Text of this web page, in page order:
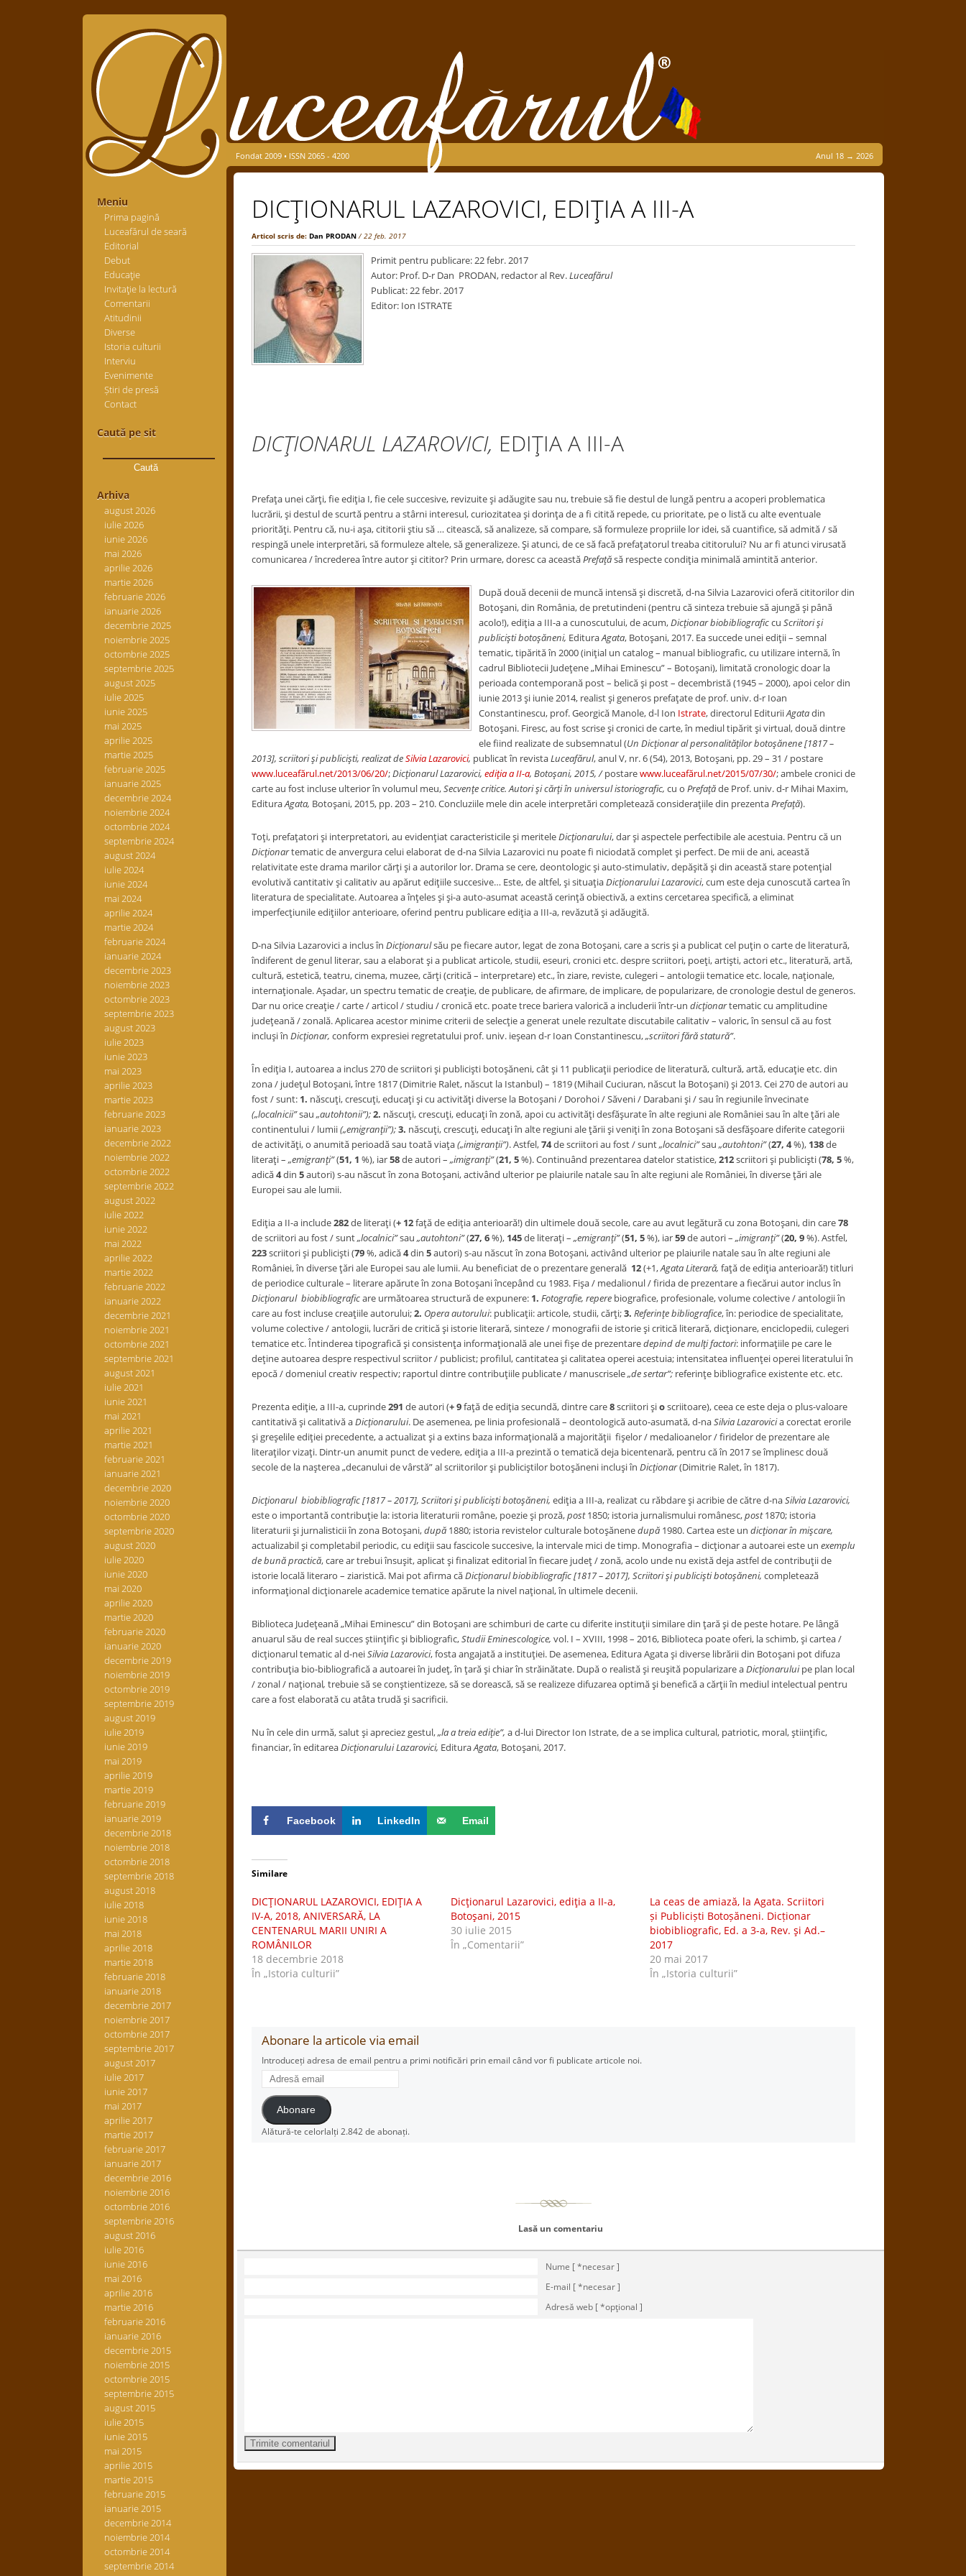
Meniu
Prima pagină
Luceafărul de seară
Editorial
Debut
Educaţie
Invitaţie la lectură
Comentarii
Atitudinii
Diverse
Istoria culturii
Interviu
Evenimente
Știri de presă
Contact
Caută pe sit
după:
Arhiva
august 2026
iulie 2026
iunie 2026
mai 2026
aprilie 2026
martie 2026
februarie 2026
ianuarie 2026
decembrie 2025
noiembrie 2025
octombrie 2025
septembrie 2025
august 2025
iulie 2025
iunie 2025
mai 2025
aprilie 2025
martie 2025
februarie 2025
ianuarie 2025
decembrie 2024
noiembrie 2024
octombrie 2024
septembrie 2024
august 2024
iulie 2024
iunie 2024
mai 2024
aprilie 2024
martie 2024
februarie 2024
ianuarie 2024
decembrie 2023
noiembrie 2023
octombrie 2023
septembrie 2023
august 2023
iulie 2023
iunie 2023
mai 2023
aprilie 2023
martie 2023
februarie 2023
ianuarie 2023
decembrie 2022
noiembrie 2022
octombrie 2022
septembrie 2022
august 2022
iulie 2022
iunie 2022
mai 2022
aprilie 2022
martie 2022
februarie 2022
ianuarie 2022
decembrie 2021
noiembrie 2021
octombrie 2021
septembrie 2021
august 2021
iulie 2021
iunie 2021
mai 2021
aprilie 2021
martie 2021
februarie 2021
ianuarie 2021
decembrie 2020
noiembrie 2020
octombrie 2020
septembrie 2020
august 2020
iulie 2020
iunie 2020
mai 2020
aprilie 2020
martie 2020
februarie 2020
ianuarie 2020
decembrie 2019
noiembrie 2019
octombrie 2019
septembrie 2019
august 2019
iulie 2019
iunie 2019
mai 2019
aprilie 2019
martie 2019
februarie 2019
ianuarie 2019
decembrie 2018
noiembrie 2018
octombrie 2018
septembrie 2018
august 2018
iulie 2018
iunie 2018
mai 2018
aprilie 2018
martie 2018
februarie 2018
ianuarie 2018
decembrie 2017
noiembrie 2017
octombrie 2017
septembrie 2017
august 2017
iulie 2017
iunie 2017
mai 2017
aprilie 2017
martie 2017
februarie 2017
ianuarie 2017
decembrie 2016
noiembrie 2016
octombrie 2016
septembrie 2016
august 2016
iulie 2016
iunie 2016
mai 2016
aprilie 2016
martie 2016
februarie 2016
ianuarie 2016
decembrie 2015
noiembrie 2015
octombrie 2015
septembrie 2015
august 2015
iulie 2015
iunie 2015
mai 2015
aprilie 2015
martie 2015
februarie 2015
ianuarie 2015
decembrie 2014
noiembrie 2014
octombrie 2014
septembrie 2014
Fondat 2009 • ISSN 2065 - 4200 Anul 18 → 2026
DICŢIONARUL LAZAROVICI, EDIŢIA A III-A
Articol scris de: Dan PRODAN / 22 feb. 2017
Primit pentru publicare: 22 febr. 2017
Autor: Prof. D-r Dan PRODAN, redactor al Rev.Luceafărul
Publicat: 22 febr. 2017
Editor: Ion ISTRATE
DICŢIONARUL LAZAROVICI, EDIŢIA A III-A
Prefaţa unei cărţi, fie ediţia I, fie cele succesive, revizuite şi adăugite sau nu, trebuie să fie destul de lungă pentru a acoperi problematica
lucrării, şi destul de scurtă pentru a stârni interesul, curiozitatea şi dorinţa de a fi citită repede, cu prioritate, pe o listă cu alte eventuale
priorităţi. Pentru că, nu-i aşa, cititorii ştiu să … citească, să analizeze, să compare, să formuleze propriile lor idei, să cuantifice, să admită / să
respingă unele interpretări, să formuleze altele, să generalizeze. Şi atunci, de ce să facă prefaţatorul treaba cititorului? Nu ar fi atunci virusată
comunicarea / încrederea între autor şi cititor? Prin urmare, doresc ca aceastăPrefaţăsă respecte condiţia minimală amintită anterior.
După două decenii de muncă intensă şi discretă, d-na Silvia Lazarovici oferă cititorilor din
Botoşani, din România, de pretutindeni (pentru că sinteza trebuie să ajungă şi până
acolo!), ediţia a III-a a cunoscutului, de acum,Dicţionar biobibliograficcu Scriitori şi
publicişti botoşăneni, EdituraAgata, Botoşani, 2017. Ea succede unei ediţii – semnal
tematic, tipărită în 2000 (iniţial un catalog – manual bibliografic, cu utilizare internă, în
cadrul Bibliotecii Judeţene „Mihai Eminescu” – Botoşani), limitată cronologic doar la
perioada contemporană post – belică şi post – decembristă (1945 – 2000), apoi celor din
iunie 2013 şi iunie 2014, realist şi generos prefaţate de prof. univ. d-r Ioan
Constantinescu, prof. Georgică Manole, d-l Ion Istrate, directorul EdituriiAgatadin
Botoşani. Firesc, au fost scrise şi cronici de carte, în mediul tipărit şi virtual, două dintre
ele fiind realizate de subsemnatul (Un Dicţionar al personalităţilor botoşănene [1817 –
2013], scriitori şi publicişti, realizat deSilvia Lazarovici, publicat în revistaLuceafărul, anul V, nr. 6 (54), 2013, Botoşani, pp. 29 – 31 / postare
www.luceafărul.net/2013/06/20/;Dicţionarul Lazarovici, ediţia a II-a, Botoşani, 2015, /postarewww.luceafărul.net/2015/07/30/; ambele cronici de
carte au fost incluse ulterior în volumul meu,Secvenţe critice. Autori şi cărţi în universul istoriografic, cu o Prefaţăde Prof. univ. d-r Mihai Maxim,
EdituraAgata, Botoşani, 2015, pp. 203 – 210. Concluziile mele din acele interpretări completează consideraţiile din prezentaPrefaţă).
Toţi, prefaţatori şi interpretatori, au evidenţiat caracteristicile şi meriteleDicţionarului, dar şi aspectele perfectibile ale acestuia. Pentru că un
Dicţionartematic de anvergura celui elaborat de d-na Silvia Lazarovici nu poate fi niciodată complet şi perfect. De mii de ani, această
relativitate este drama marilor cărţi şi a autorilor lor. Drama se cere, deontologic şi auto-stimulativ, depăşită şi din această stare potenţial
evolutivă cantitativ şi calitativ au apărut ediţiile succesive… Este, de altfel, şi situaţiaDicţionarului Lazarovici, cum este deja cunoscută cartea în
literatura de specialitate. Autoarea a înţeles şi şi-a auto-asumat această cerinţă obiectivă, a extins cercetarea specifică, a eliminat
imperfecţiunile ediţiilor anterioare, oferind pentru publicare ediţia a III-a, revăzută şi adăugită.
D-na Silvia Lazarovici a inclus în Dicţionarulsău pe fiecare autor, legat de zona Botoşani, care a scris şi a publicat cel puţin o carte de literatură,
îndiferent de genul literar, sau a elaborat şi a publicat articole, studii, eseuri, cronici etc. despre scriitori, poeţi, artişti, actori etc., literatură, artă,
cultură, estetică, teatru, cinema, muzee, cărţi (critică – interpretare) etc., în ziare, reviste, culegeri – antologii tematice etc. locale, naţionale,
internaţionale. Aşadar, un spectru tematic de creaţie, de publicare, de afirmare, de implicare, de popularizare, de cronologie destul de generos.
Dar nu orice creaţie / carte / articol / studiu / cronică etc. poate trece bariera valorică a includerii într-un dicţionartematic cu amplitudine
judeţeană / zonală. Aplicarea acestor minime criterii de selecţie a generat unele rezultate discutabile calitativ – valoric, în sensul că au fost
incluşi în Dicţionar, conform expresiei regretatului prof. univ. ieşean d-r Ioan Constantinescu,„scriitori fără statură”.
În ediţia I, autoarea a inclus 270 de scriitori şi publicişti botoşăneni, cât şi 11 publicaţii periodice de literatură, cultură, artă, educaţie etc. din
zona / judeţul Botoşani, între 1817 (Dimitrie Ralet, născut la Istanbul) – 1819 (Mihail Cuciuran, născut la Botoşani) şi 2013. Cei 270 de autori au
fost / sunt: 1. născuţi, crescuţi, educaţi şi cu activităţi diverse la Botoşani / Dorohoi / Săveni / Darabani şi / sau în regiunile învecinate
(„localnicii”sau „autohtonii”);2. născuţi, crescuţi, educaţi în zonă, apoi cu activităţi desfăşurate în alte regiuni ale României sau în alte ţări ale
continentului / lumii(„emigranţii”);3. născuţi, crescuţi, educaţi în alte regiuni ale ţării şi veniţi în zona Botoşani să desfăşoare diferite categorii
de activităţi, o anumită perioadă sau toată viaţa(„imigranţii”). Astfel,74de scriitori au fost / sunt„localnici”sau „autohtoni”(27, 4%), 138de
literaţi – „emigranţi”(51, 1 %), iar58de autori – „imigranţi”(21, 5%). Continuând prezentarea datelor statistice,212scriitori şi publicişti (78, 5%,
adică4din 5autori) s-au născut în zona Botoşani, activând ulterior pe plaiurile natale sau în alte regiuni ale României, în diverse ţări ale
Europei sau ale lumii.
Ediţia a II-a include282de literaţi (+ 12faţă de ediţia anterioară!) din ultimele două secole, care au avut legătură cu zona Botoşani, din care78
de scriitori au fost / sunt„localnici”sau „autohtoni”(27, 6%), 145de literaţi – „emigranţi”(51, 5%), iar59de autori – „imigranţi”(20, 9%). Astfel,
223scriitori şi publicişti (79%, adică4din 5autori) s-au născut în zona Botoşani, activând ulterior pe plaiurile natale sau în alte regiuni ale
României, în diverse ţări ale Europei sau ale lumii. Au beneficiat de o prezentare generală 12(+1,Agata Literară, faţă de ediţia anterioară!) titluri
de periodice culturale – literare apărute în zona Botoşani începând cu 1983. Fişa / medalionul / firida de prezentare a fiecărui autor inclus în
Dicţionarul biobibliograficare următoarea structură de expunere: 1. Fotografie, repere biografice, profesionale, volume colective / antologii în
care au fost incluse creaţiile autorului;2. Opera autorului: publicaţii: articole, studii, cărţi;3. Referinţe bibliografice, în: periodice de specialitate,
volume colective / antologii, lucrări de critică şi istorie literară, sinteze / monografii de istorie şi critică literară, dicţionare, enciclopedii, culegeri
tematice etc. Întinderea tipografică şi consistenţa informaţională ale unei fişe de prezentaredepind de mulţifactori: informaţiile pe care le
deţine autoarea despre respectivul scriitor / publicist; profilul, cantitatea şi calitatea operei acestuia; intensitatea influenţei operei literatului în
epocă / domeniul creativ respectiv; raportul dintre contribuţiile publicate / manuscrisele„de sertar”;referinţe bibliografice existente etc. etc.
Prezenta ediţie, a III-a, cuprinde291 de autori (+ 9faţă de ediţia secundă, dintre care8scriitori şioscriitoare), ceea ce este deja o plus-valoare
cantitativă şi calitativă aDicţionarului. De asemenea, pe linia profesională – deontologică auto-asumată, d-naSilvia Lazarovicia corectat erorile
şi greşelile ediţiei precedente, a actualizat şi a extins baza informaţională a majorităţii fişelor / medalioanelor / firidelor de prezentare ale
literaţilor vizaţi. Dintr-un anumit punct de vedere, ediţia a III-a prezintă o tematică deja bicentenară, pentru că în 2017 se împlinesc două
secole de la naşterea „decanului de vârstă” al scriitorilor şi publiciştilor botoşăneni incluşi în Dicţionar(Dimitrie Ralet, în 1817).
Dicţionarul biobibliografic [1817 – 2017], Scriitori şi publicişti botoşăneni, ediţia a III-a, realizat cu răbdare şi acribie de către d-naSilvia Lazarovici,
este o importantă contribuţie la: istoria literaturii române, poezie şi proză,post1850; istoria jurnalismului românesc,post1870; istoria
literaturii şi jurnalisticii în zona Botoşani,după1880; istoria revistelor culturale botoşănenedupă1980. Cartea este un dicţionar în mişcare,
actualizabil şi completabil periodic, cu ediţii sau fascicole succesive, la intervale mici de timp. Monografia – dicţionar a autoarei este un exemplu
de bună practică, care ar trebui însuşit, aplicat şi finalizat editorial în fiecare judeţ / zonă, acolo unde nu există deja astfel de contribuţii de
istorie locală literaro – ziaristică. Mai pot afirma căDicţionarul biobibliografic [1817 – 2017], Scriitori şi publicişti botoşăneni, completează
informaţional dicţionarele academice tematice apărute la nivel naţional, în ultimele decenii.
Biblioteca Judeţeană „Mihai Eminescu” din Botoşani are schimburi de carte cu diferite instituţii similare din ţară şi de peste hotare. Pe lângă
anuarul său de real succes ştiinţific şi bibliografic,Studii Eminescologice, vol. I – XVIII, 1998 – 2016, Biblioteca poate oferi, la schimb, şi cartea /
dicţionarul tematic al d-neiSilvia Lazarovici, fosta angajată a instituţiei. De asemenea, Editura Agata şi diverse librării din Botoşani pot difuza
contribuţia bio-bibliografică a autoarei în judeţ, în ţară şi chiar în străinătate. După o realistă şi reuşită popularizare aDicţionaruluipe plan local
/ zonal / naţional, trebuie să se conştientizeze, să se dorească, să se realizeze difuzarea optimă şi benefică a cărţii în mediul intelectual pentru
care a fost elaborată cu atâta trudă şi sacrificii.
Nu în cele din urmă, salut şi apreciez gestul,„la a treia ediţie”, a d-lui Director Ion Istrate, de a se implica cultural, patriotic, moral, ştiinţific,
financiar, în editareaDicţionarului Lazarovici, EdituraAgata, Botoşani, 2017.
Facebook LinkedIn Email
Similare
DICŢIONARUL LAZAROVICI, EDIŢIA A
IV-A, 2018, ANIVERSARĂ, LA
CENTENARUL MARII UNIRI A
ROMÂNILOR
18 decembrie 2018
În „Istoria culturii”
Dicţionarul Lazarovici, ediţia a II-a,
Botoşani, 2015
30 iulie 2015
În „Comentarii”
La ceas de amiază, la Agata. Scriitori
și Publiciști Botoșăneni. Dicționar
biobibliografic, Ed. a 3-a, Rev. şi Ad.–
2017
20 mai 2017
În „Istoria culturii”
Abonare la articole via email
Introduceți adresa de email pentru a primi notificări prin email când vor fi publicate articole noi.
Adresă
email
Abonare
Alătură-te celorlalți 2.842 de abonați.
Lasă un comentariu
Nume [ *necesar ]
E-mail [ *necesar ]
Adresă web [ *opţional ]